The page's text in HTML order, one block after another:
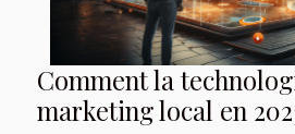
Comment la
marketing local en